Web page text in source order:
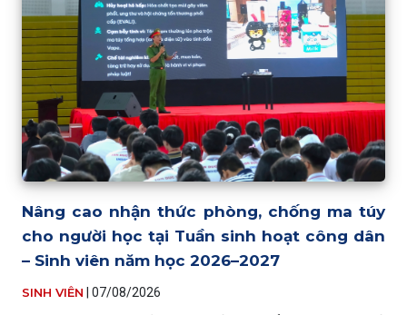
Nâng cao nhận thức phòng, chống ma túy
cho người học tại Tuần sinh hoạt công dân
– Sinh viên năm học 2026–2027
SINH VIÊN 07/08/2026